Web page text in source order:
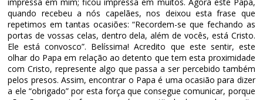
quando recebeu a nós capelães, nos deixou esta frase que
repetimos em tantas ocasiões: “Recordem-se que fechando as
portas de vossas celas, dentro dela, além de vocês, está Cristo.
Ele está convosco”. Belíssima! Acredito que este sentir, este
olhar do Papa em relação ao detento que tem esta proximidade
com Cristo, represente algo que passa a ser percebido também
pelos presos. Assim, encontrar o Papa é uma ocasião para dizer
a ele “obrigado” por esta força que consegue comunicar, porque